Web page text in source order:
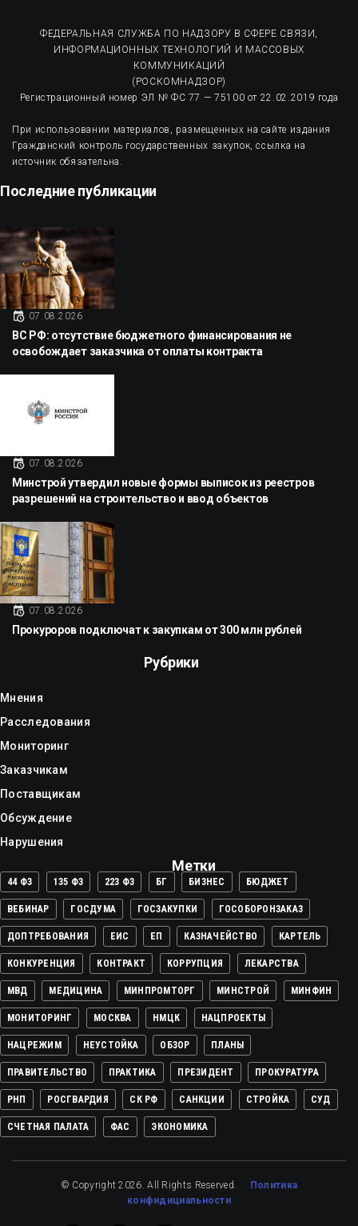
ФЕДЕРАЛЬНАЯ СЛУЖБА ПО НАДЗОРУ В СФЕРЕ СВЯЗИ,
ИНФОРМАЦИОННЫХ ТЕХНОЛОГИЙ И МАССОВЫХ
КОММУНИКАЦИЙ
(РОСКОМНАДЗОР)
Регистрационный номер ЭЛ № ФС 77 — 75100 от 22.02.2019 года
При использовании материалов, размещенных на сайте издания
Гражданский контроль государственных закупок, ссылка на
источник обязательна.
Последние публикации
07.08.2026
ВС РФ: отсутствие бюджетного финансирования не
освобождает заказчика от оплаты контракта
07.08.2026
Минстрой утвердил новые формы выписок из реестров
разрешений на строительство и ввод объектов
07.08.2026
Прокуроров подключат к закупкам от 300 млн рублей
Рубрики
Мнения
Расследования
Мониторинг
Заказчикам
Поставщикам
Обсуждение
Нарушения
Метки
44 ФЗ 135 ФЗ 223 ФЗ БГ БИЗНЕС БЮДЖЕТ
ВЕБИНАР ГОСДУМА ГОСЗАКУПКИ ГОСОБОРОНЗАКАЗ
ДОПТРЕБОВАНИЯ ЕИС ЕП КАЗНАЧЕЙСТВО КАРТЕЛЬ
КОНКУРЕНЦИЯ КОНТРАКТ КОРРУПЦИЯ ЛЕКАРСТВА
МВД МЕДИЦИНА МИНПРОМТОРГ МИНСТРОЙ МИНФИН
МОНИТОРИНГ МОСКВА НМЦК НАЦПРОЕКТЫ
НАЦРЕЖИМ НЕУСТОЙКА ОБЗОР ПЛАНЫ
ПРАВИТЕЛЬСТВО ПРАКТИКА ПРЕЗИДЕНТ ПРОКУРАТУРА
РНП РОСГВАРДИЯ СК РФ САНКЦИИ СТРОЙКА СУД
СЧЕТНАЯ ПАЛАТА ФАС ЭКОНОМИКА
© Copyright 2026. All Rights Reserved.
Политика
конфидициальности